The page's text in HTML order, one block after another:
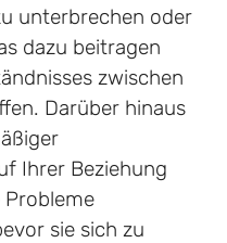
unterbrechen oder
dazu beitragen
zwischen
Darüber hinaus
Ihrer Beziehung
Probleme
sie sich zu